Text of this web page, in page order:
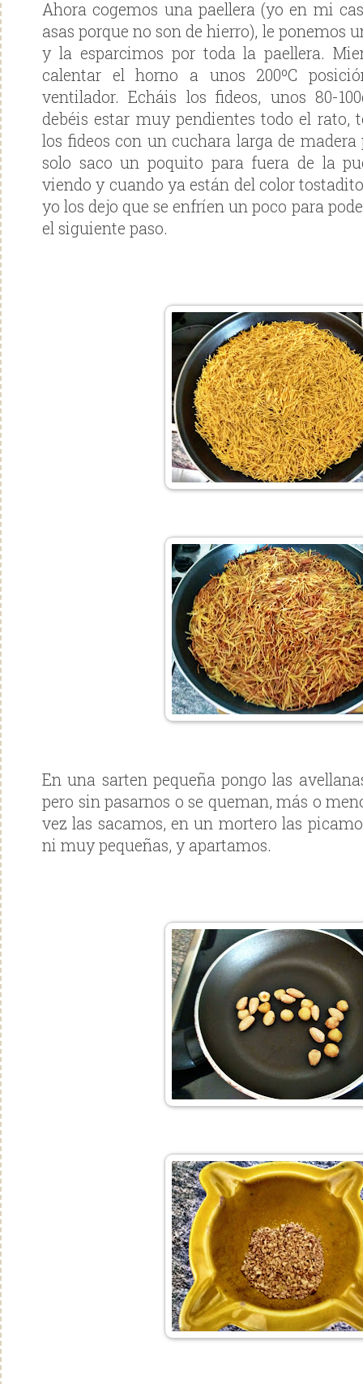
Ahora cogemos una paellera (yo en mi
asas porque no son de hierro), le ponemos
y la esparcimos por toda la paellera.
calentar el horno a unos 200ºC
ventilador. Echáis los fideos, unos 80-
debéis estar muy pendientes todo el rato,
los fideos con un cuchara larga de
solo saco un poquito para fuera de la
viendo y cuando ya están del color
yo los dejo que se enfríen un poco para
el siguiente paso.
En una sarten pequeña pongo las
pero sin pasarnos o se queman, más o
vez las sacamos, en un mortero las
ni muy pequeñas, y apartamos.